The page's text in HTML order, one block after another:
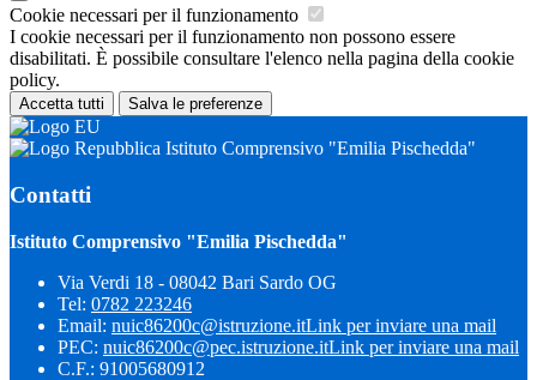
Cookie necessari per il funzionamento
I cookie necessari per il funzionamento non possono essere
disabilitati. È possibile consultare l'elenco nella pagina della cookie
policy.
Accetta tutti Salva le preferenze
Istituto Comprensivo "Emilia Pischedda"
Contatti
Istituto Comprensivo "Emilia Pischedda"
Via Verdi 18 - 08042 Bari Sardo OG
Tel: 0782 223246
Email: nuic86200c@istruzione.itLink per inviare una mail
PEC: nuic86200c@pec.istruzione.itLink per inviare una mail
C.F.: 91005680912